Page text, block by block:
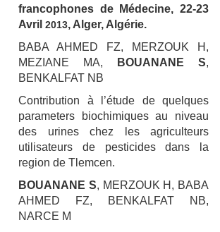
francophones de Médecine, 22-23
Avril 2013, Alger, Algérie.
BABA AHMED FZ, MERZOUK H,
MEZIANE MA,
BOUANANE S,
BENKALFAT NB
Contribution à l’étude de quelques
parameters biochimiques au niveau
des urines chez les agriculteurs
utilisateurs de pesticides dans la
region de Tlemcen.
BOUANANE S, MERZOUK H, BABA
AHMED FZ, BENKALFAT NB,
NARCE M